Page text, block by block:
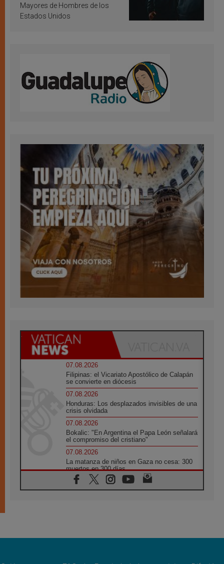
Mayores de Hombres de los
Estados Unidos
07.08.2026
Filipinas: el Vicariato Apostólico de Calapán
se convierte en diócesis
07.08.2026
Honduras: Los desplazados invisibles de una
crisis olvidada
07.08.2026
Bokalic: "En Argentina el Papa León señalará
el compromiso del cristiano"
07.08.2026
La matanza de niños en Gaza no cesa: 300
muertos en 300 días
07.08.2026
Tagle: La guerra desfigura el mundo, solo la